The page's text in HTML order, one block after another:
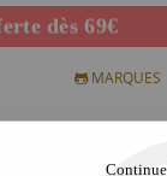
dès 69€
MARQUES